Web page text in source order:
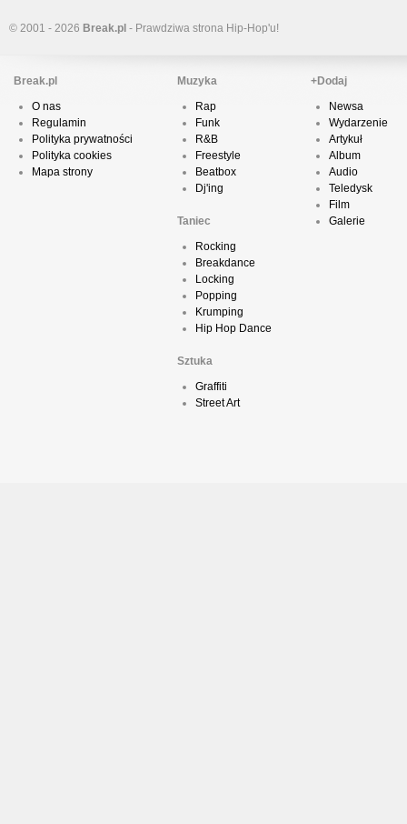
© 2001 - 2026 Break.pl - Prawdziwa strona Hip-Hop'u!
Break.pl
O nas
Regulamin
Polityka prywatności
Polityka cookies
Mapa strony
Muzyka
Rap
Funk
R&B
Freestyle
Beatbox
Dj'ing
Taniec
Rocking
Breakdance
Locking
Popping
Krumping
Hip Hop Dance
Sztuka
Graffiti
Street Art
+Dodaj
Newsa
Wydarzenie
Artykuł
Album
Audio
Teledysk
Film
Galerie